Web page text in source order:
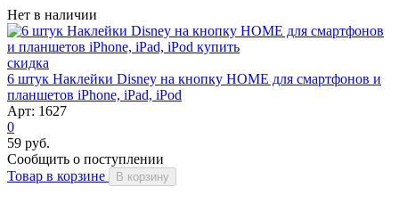
Нет в наличии
скидка
6 штук Наклейки Disney на кнопку HOME для смартфонов и
планшетов iPhone, iPad, iPod
Арт: 1627
0
59 руб.
Сообщить о поступлении
Товар в корзине
В корзину